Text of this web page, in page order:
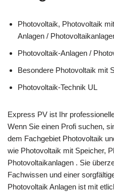
Photovoltaik, Photovoltaik
Anlagen /
Photovoltaik-Anlagen /
Besondere Photovoltaik mit
Photovoltaik-Technik UL
Express PV ist Ihr
Wenn Sie einen Profi suchen,
dem Fachgebiet Photovoltaik
wie Photovoltaik mit Speicher,
Photovoltaikanlagen . Sie
Fachwissen und einer
Photovoltaik Anlagen ist mit